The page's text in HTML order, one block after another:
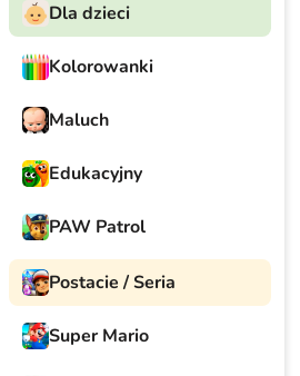
Dla dzieci
Kolorowanki
Maluch
Edukacyjny
PAW Patrol
Postacie / Seria
Super Mario